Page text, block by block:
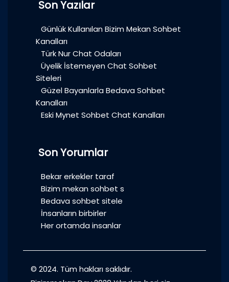
Son Yazılar
Günlük Kullanılan Bizim Mekan Sohbet
Kanalları
Türk Nur Chat Odaları
Üyelik İstemeyen Chat Sohbet
Siteleri
Güzel Bayanlarla Bedava Sohbet
Kanalları
Eski Mynet Sohbet Chat Kanalları
Son Yorumlar
Bekar erkekler taraf
Bizim mekan sohbet s
Bedava sohbet sitele
İnsanların birbirler
Her ortamda insanlar
© 2024. Tüm hakları saklıdır.